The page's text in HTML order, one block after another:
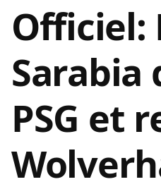
Officiel:
PSG et